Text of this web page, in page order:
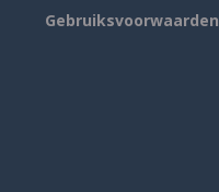
Gebruiksvoorwaarden